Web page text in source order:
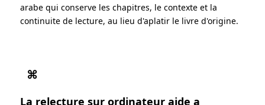
arabe qui conserve les chapitres, le contexte et la
continuite de lecture, au lieu d'aplatir le livre d'origine.
⌘
La relecture sur ordinateur aide a